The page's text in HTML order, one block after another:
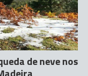
de neve nos